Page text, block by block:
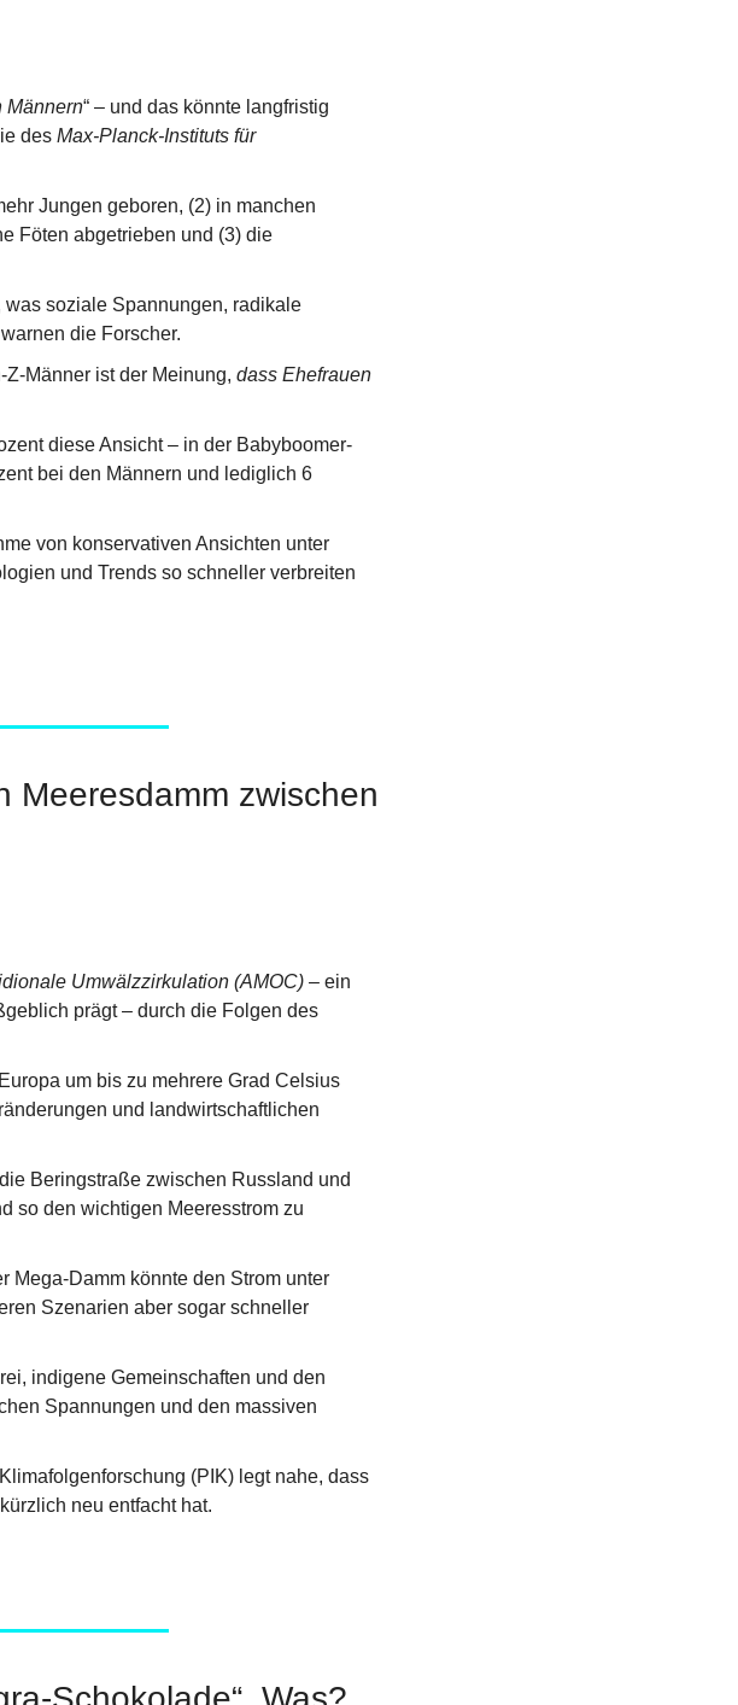
Männern“ – und das könnte langfristig
des Max-Planck-Instituts für
Jungen geboren, (2) in manchen
Föten abgetrieben und (3) die
soziale Spannungen, radikale
die Forscher.
Männer ist der Meinung, dass Ehefrauen
diese Ansicht – in der Babyboomer-
bei den Männern und lediglich 6
von konservativen Ansichten unter
und Trends so schneller verbreiten
Meeresdamm zwischen
Umwälzzirkulation (AMOC) – ein
prägt – durch die Folgen des
um bis zu mehrere Grad Celsius
und landwirtschaftlichen
Beringstraße zwischen Russland und
so den wichtigen Meeresstrom zu
Mega-Damm könnte den Strom unter
Szenarien aber sogar schneller
indigene Gemeinschaften und den
Spannungen und den massiven
(PIK) legt nahe, dass
neu entfacht hat.